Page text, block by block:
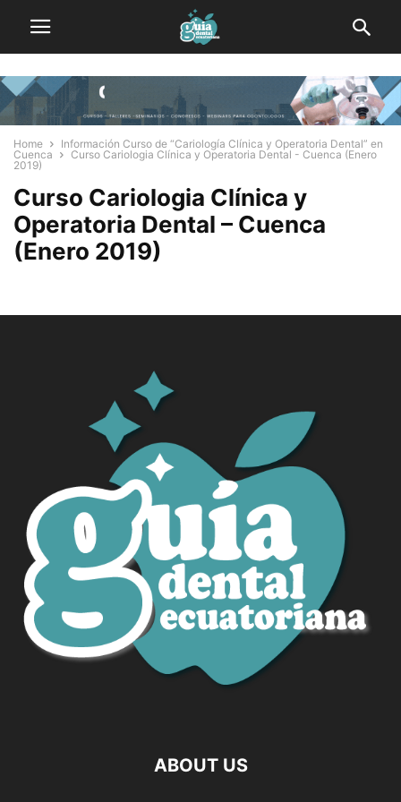
Home
Información Curso de “Cariología Clínica y Operatoria Dental” en
Cuenca
Curso Cariologia Clínica y Operatoria Dental - Cuenca (Enero
2019)
Curso Cariologia Clínica y
Operatoria Dental – Cuenca
(Enero 2019)
ABOUT US